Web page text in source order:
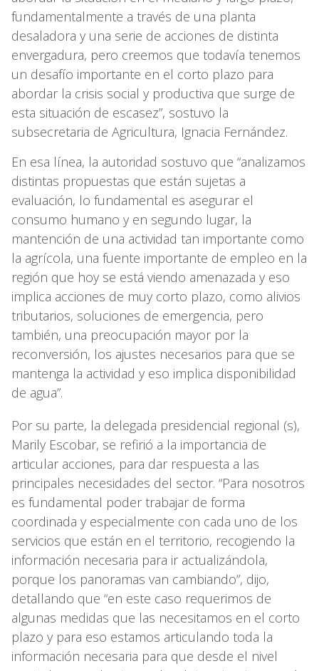
fundamentalmente a través de una planta
desaladora y una serie de acciones de distinta
envergadura, pero creemos que todavía tenemos
un desafío importante en el corto plazo para
abordar la crisis social y productiva que surge de
esta situación de escasez”, sostuvo la
subsecretaria de Agricultura, Ignacia Fernández.
En esa línea, la autoridad sostuvo que “analizamos
distintas propuestas que están sujetas a
evaluación, lo fundamental es asegurar el
consumo humano y en segundo lugar, la
mantención de una actividad tan importante como
la agrícola, una fuente importante de empleo en la
región que hoy se está viendo amenazada y eso
implica acciones de muy corto plazo, como alivios
tributarios, soluciones de emergencia, pero
también, una preocupación mayor por la
reconversión, los ajustes necesarios para que se
mantenga la actividad y eso implica disponibilidad
de agua”.
Por su parte, la delegada presidencial regional (s),
Marily Escobar, se refirió a la importancia de
articular acciones, para dar respuesta a las
principales necesidades del sector. “Para nosotros
es fundamental poder trabajar de forma
coordinada y especialmente con cada uno de los
servicios que están en el territorio, recogiendo la
información necesaria para ir actualizándola,
porque los panoramas van cambiando”, dijo,
detallando que “en este caso requerimos de
algunas medidas que las necesitamos en el corto
plazo y para eso estamos articulando toda la
información necesaria para que desde el nivel